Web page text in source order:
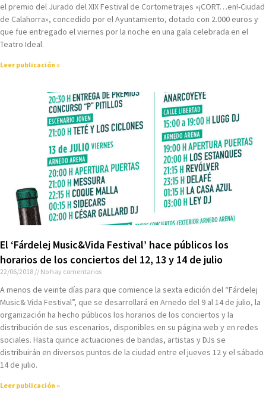
el premio del Jurado del XIX Festival de Cortometrajes «¡CORT…en!-Ciudad
de Calahorra», concedido por el Ayuntamiento, dotado con 2.000 euros y
que fue entregado el viernes por la noche en una gala celebrada en el
Teatro Ideal.
Leer publicación »
El ‘Fárdelej Music&Vida Festival’ hace públicos los
horarios de los conciertos del 12, 13 y 14 de julio
22/06/2018 No hay comentarios
A menos de veinte días para que comience la sexta edición del “Fárdelej
Music& Vida Festival”, que se desarrollará en Arnedo del 9 al 14 de julio, la
organización ha hecho públicos los horarios de los conciertos y la
distribución de sus escenarios, disponibles en su página web y en redes
sociales. Hasta quince actuaciones de bandas, artistas y DJs se
distribuirán en diversos puntos de la ciudad entre el jueves 12 y el sábado
14 de julio.
Leer publicación »